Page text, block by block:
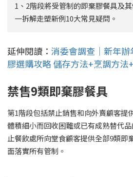
1、2階段將受管制的即棄膠餐具及
一拆解走塑新例10大常見疑問。
延伸閱讀： 消委會調查｜新年
膠選購攻略 儲存方法+烹調方法
禁售9類即棄膠餐具
第1階段包括禁止銷售和向外賣顧客提
體積細小而回收困難或已有成熟替代
止餐飲處所向堂食顧客提供全部9類即
面落實所有管制。